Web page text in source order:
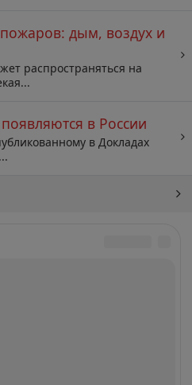
дым, воздух и
распространяться на
в России
в Докладах